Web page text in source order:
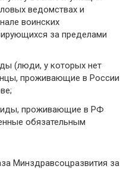
ведомствах и
воинских
за пределами
(люди, у которых нет
проживающие в России
проживающие в РФ
обязательным
Минздравсоцразвития за